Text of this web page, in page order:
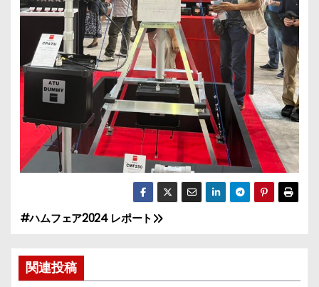
投
稿
#ハムフェア2024 レポート
関連投稿